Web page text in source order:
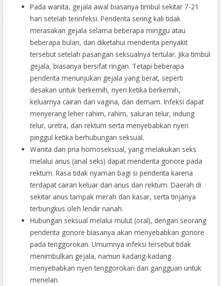
Pada wanita, gejala awal biasanya timbul sekitar 7-21
hari setelah terinfeksi. Penderita sering kali tidak
merasakan gejala selama beberapa minggu atau
beberapa bulan, dan diketahui menderita penyakit
tersebut setelah pasangan seksualnya tertular. Jika timbul
gejala, biasanya bersifat ringan. Tetapi beberapa
penderita menunjukan gejala yang berat, seperti
desakan untuk berkemih, nyeri ketika berkemih,
keluarnya cairan dari vagina, dan demam. Infeksi dapat
menyerang leher rahim, rahim, saluran telur, indung
telur, uretra, dan rektum serta menyebabkan nyeri
pinggul ketika berhubungan seksual.
Wanita dan pria homoseksual, yang melakukan seks
melalui anus (anal seks) dapat menderita gonore pada
rektum. Rasa tidak nyaman bagi si penderita karena
terdapat cairan keluar dari anus dan rektum. Daerah di
sekitar anus tampak merah dan kasar, serta tinjanya
terbungkus oleh lendir nanah.
Hubungan seksual melalui mulut (oral), dengan seorang
penderita gonore biasanya akan menyebabkan gonore
pada tenggorokan. Umumnya infeksi tersebut tidak
menimbulkan gejala, namun kadang-kadang
menyebabkan nyeri tenggorokan dan gangguan untuk
menelan.